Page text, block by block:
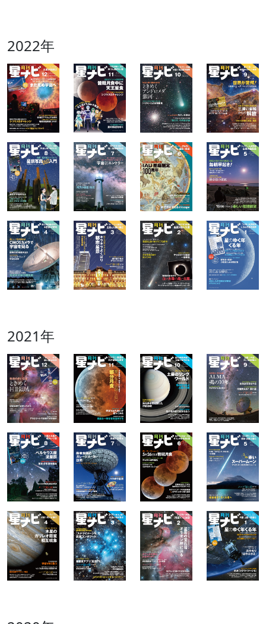
2022年
2021年